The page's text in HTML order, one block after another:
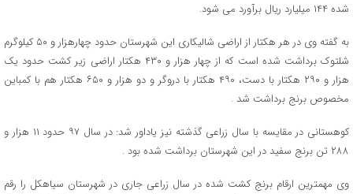
شده ۱۴۴ میلیارد ریال برآورد می شود.
به گفته وی در هر هکتار از اراضی شالیکاری این شهرستان حدود چهارهزار و ۵۰ کیلوگرم
شلتوک برداشت شده است که از چهار هزار و ۴۳۰ هکتار اراضی زیر کشت حدود یک
هزار و ۲۹۰ هکتار با دست، ۴۹۰ هکتار با دروگر و دو هزار و ۶۵۰ هکتار هم با کمباین
مخصوص برنج برداشت شد .
کوهستانی در مقایسه با سال زراعی گذشته نیز یاداور شد: در سال ۹۷ حدود ۱۱ هزار و
۲۸۸ تن برنج سفید در این شهرستان برداشت شده بود .
وی مهمترین ارقام برنج کشت شده در سال زراعی جاری در شهرستان سیاهکل را رقم